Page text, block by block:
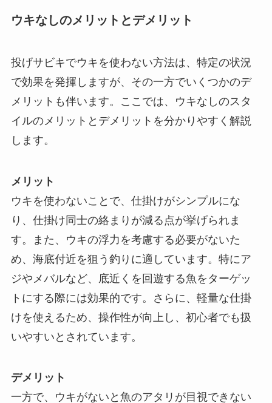
ウキなしのメリットとデメリット
投げサビキでウキを使わない方法は、特定の状況
で効果を発揮しますが、その一方でいくつかのデ
メリットも伴います。ここでは、ウキなしのスタ
イルのメリットとデメリットを分かりやすく解説
します。
メリット
ウキを使わないことで、仕掛けがシンプルにな
り、仕掛け同士の絡まりが減る点が挙げられま
す。また、ウキの浮力を考慮する必要がないた
め、海底付近を狙う釣りに適しています。特にア
ジやメバルなど、底近くを回遊する魚をターゲッ
トにする際には効果的です。さらに、軽量な仕掛
けを使えるため、操作性が向上し、初心者でも扱
いやすいとされています。
デメリット
一方で、ウキがないと魚のアタリが目視できない